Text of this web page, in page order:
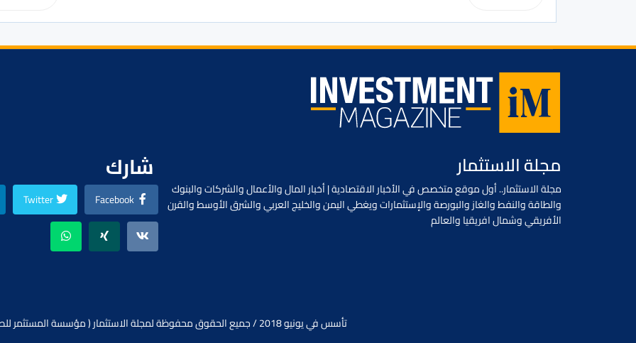
مجلة الاستثمار
مجلة الاستثمار.. أول موقع متخصص في الأخبار الاقتصادية | أخبار المال والأعمال والشركات والبنوك
والطاقة والنفط والغاز والبورصة والإستثمارات ويغطي اليمن والخليج العربي والشرق الأوسط والقرن
الأفريقي وشمال افريقيا والعالم
شارك
Facebook
Twitter
تأسس في يونيو 2018 / جميع الحقوق محفوظة لمجلة الاستثمار ( مؤسسة المستثمر للصحافة).